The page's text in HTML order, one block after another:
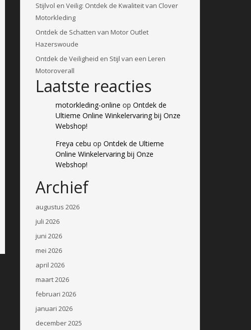
Stijlvol en Veilig: Ontdek de Kwaliteit van Clover
Motorkleding
Ontdek de Schatten van Motor Outlet
Hazerswoude
Ontdek de Veiligheid en Stijl van een Leren
Motoroverall
Laatste reacties
motorkleding-online op Ontdek de
Ultieme Online Winkelervaring bij Onze
Webshop!
Freya cebu op Ontdek de Ultieme
Online Winkelervaring bij Onze
Webshop!
Archief
augustus 2026
juli 2026
juni 2026
mei 2026
april 2026
maart 2026
februari 2026
januari 2026
december 2025